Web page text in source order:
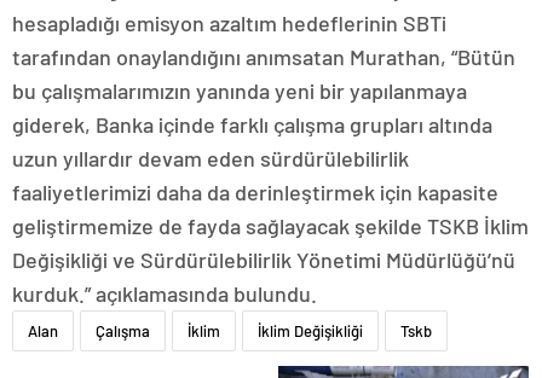
hesapladığı emisyon azaltım hedeflerinin SBTi
tarafından onaylandığını anımsatan Murathan, “Bütün
bu çalışmalarımızın yanında yeni bir yapılanmaya
giderek, Banka içinde farklı çalışma grupları altında
uzun yıllardır devam eden sürdürülebilirlik
faaliyetlerimizi daha da derinleştirmek için kapasite
geliştirmemize de fayda sağlayacak şekilde TSKB İklim
Değişikliği ve Sürdürülebilirlik Yönetimi Müdürlüğü’nü
kurduk.” açıklamasında bulundu.
Alan Çalışma İklim İklim Değişikliği Tskb